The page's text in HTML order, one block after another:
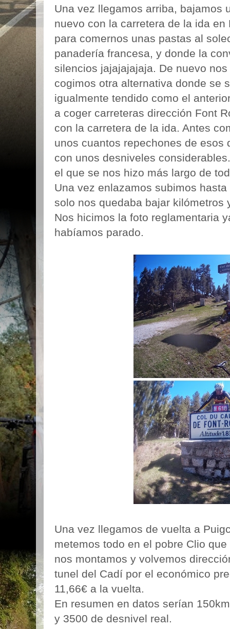
Una vez llegamos arriba, bajamos
nuevo con la carretera de la ida
para comernos unas pastas al
panadería francesa, y donde la
silencios jajajajajaja. De nuevo
cogimos otra alternativa donde se
igualmente tendido como el
a coger carreteras dirección Font
con la carretera de la ida. Antes
unos cuantos repechones de esos
con unos desniveles
el que se nos hizo más largo de
Una vez enlazamos subimos
solo nos quedaba bajar kilómetros
Nos hicimos la foto reglamentaria
habíamos parado.
Una vez llegamos de vuelta a
metemos todo en el pobre Clio
nos montamos y volvemos
tunel del Cadí por el económico
11,66€ a la vuelta.
En resumen en datos serían
y 3500 de desnivel real.